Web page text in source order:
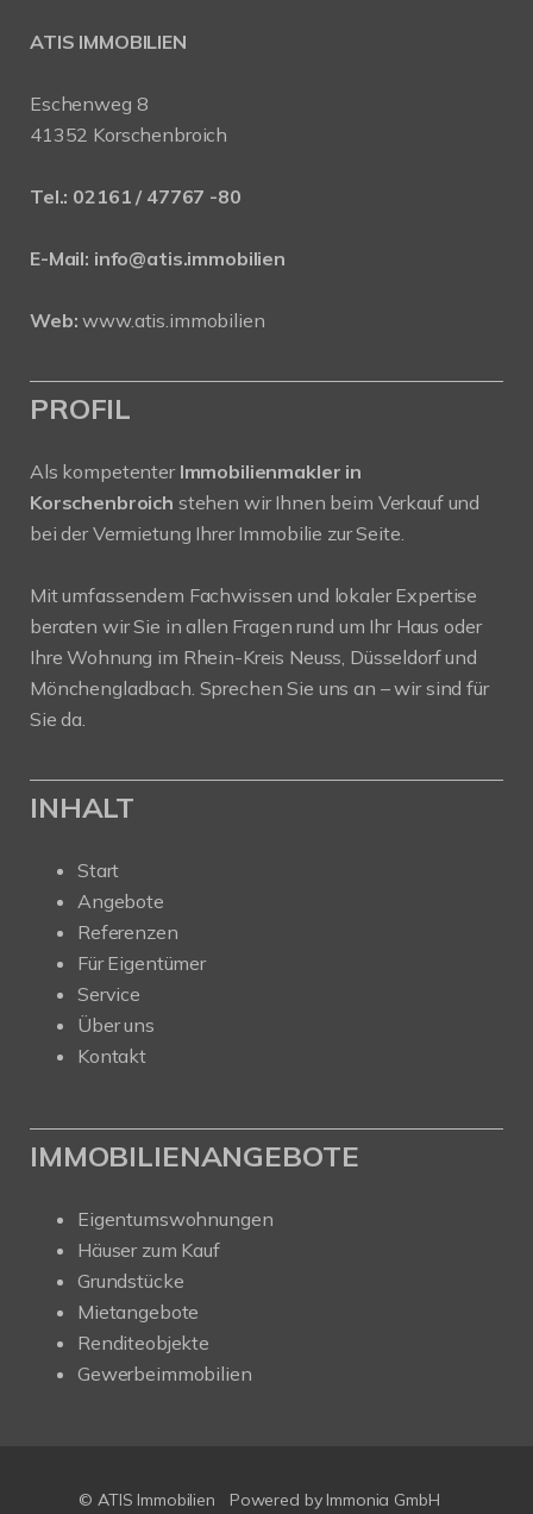
ATIS IMMOBILIEN
Eschenweg 8
41352 Korschenbroich
Tel.: 02161 / 47767 -80
E-Mail: info@atis.immobilien
Web: www.atis.immobilien
PROFIL
Als kompetenter Immobilienmakler in
Korschenbroich stehen wir Ihnen beim Verkauf und
bei der Vermietung Ihrer Immobilie zur Seite.
Mit umfassendem Fachwissen und lokaler Expertise
beraten wir Sie in allen Fragen rund um Ihr Haus oder
Ihre Wohnung im Rhein-Kreis Neuss, Düsseldorf und
Mönchengladbach. Sprechen Sie uns an – wir sind für
Sie da.
INHALT
Start
Angebote
Referenzen
Für Eigentümer
Service
Über uns
Kontakt
IMMOBILIENANGEBOTE
Eigentumswohnungen
Häuser zum Kauf
Grundstücke
Mietangebote
Renditeobjekte
Gewerbeimmobilien
© ATIS Immobilien Powered by Immonia GmbH